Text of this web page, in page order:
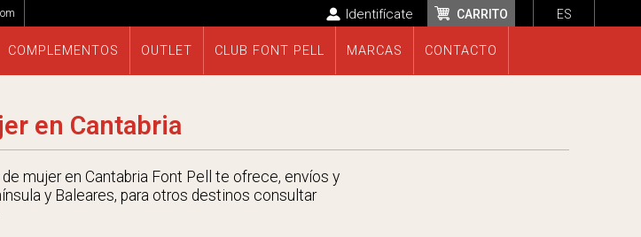
ES
CARRITO
Identifícate
COMPLEMENTOS OUTLET CLUB FONT PELL MARCAS CONTACTO
en Cantabria
mujer en Cantabria Font Pell te ofrece, envíos y
y Baleares, para otros destinos consultar